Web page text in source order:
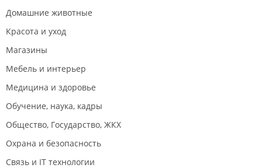
Домашние животные
Красота и уход
Магазины
Мебель и интерьер
Медицина и здоровье
Обучение, наука, кадры
Общество, Государство, ЖКХ
Охрана и безопасность
Связь и IT технологии